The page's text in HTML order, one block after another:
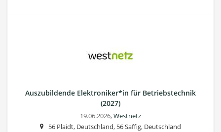
Auszubildende Elektroniker*in für Betriebstechnik
(2027)
19.06.2026,Westnetz
56 Plaidt, Deutschland, 56 Saffig, Deutschland